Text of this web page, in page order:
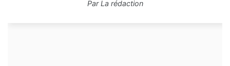
ParLa rédaction